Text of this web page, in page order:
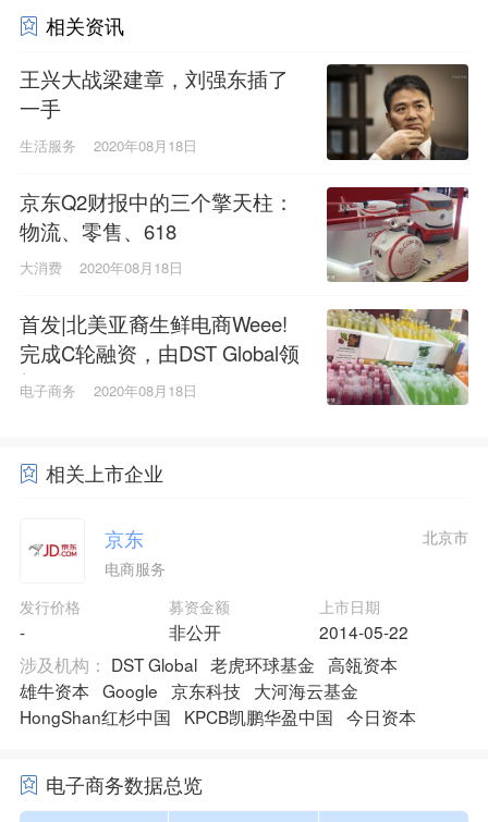
相关资讯
王兴大战梁建章，刘强东插了
一手
生活服务 2020年08月18日
京东Q2财报中的三个擎天柱：
物流、零售、618
大消费 2020年08月18日
首发|北美亚裔生鲜电商Weee!
完成C轮融资，由DST Global领
投
电子商务 2020年08月18日
相关上市企业
京东
电商服务
北京市
发行价格
-
募资金额
非公开
上市日期
2014-05-22
涉及机构： DST Global 老虎环球基金 高瓴资本
雄牛资本 Google 京东科技
大河海云基金
HongShan红杉中国
KPCB凯鹏华盈中国 今日资本
电子商务数据总览